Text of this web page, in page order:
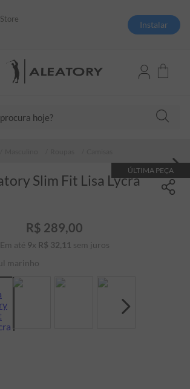
Instalar
ÚLTIMA PEÇA
Slim Fit Lisa Lycra
R$ 289,00
Em até 9x R$ 32,11 sem juros
marinho
camisas polo
2 º
camiseta listrada
4º
camiseta
5º
pima
7º
bermuda